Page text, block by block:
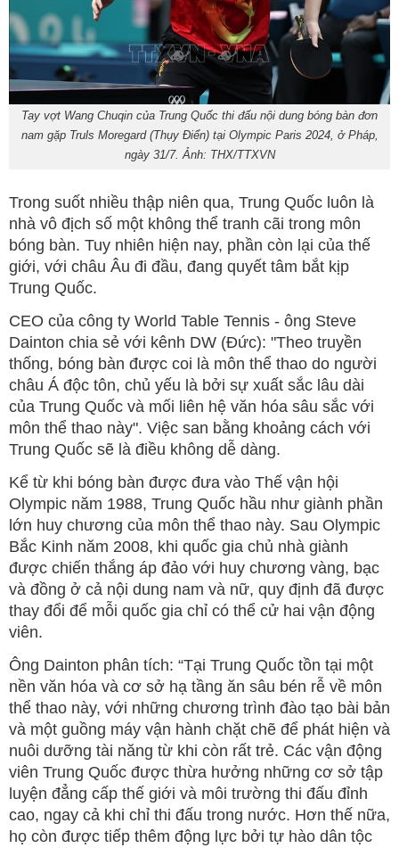
Tay vợt Wang Chuqin của Trung Quốc thi đấu nội dung bóng bàn đơn
nam gặp Truls Moregard (Thụy Điển) tại Olympic Paris 2024, ở Pháp,
ngày 31/7. Ảnh: THX/TTXVN
Trong suốt nhiều thập niên qua, Trung Quốc luôn là
nhà vô địch số một không thể tranh cãi trong môn
bóng bàn. Tuy nhiên hiện nay, phần còn lại của thế
giới, với châu Âu đi đầu, đang quyết tâm bắt kịp
Trung Quốc.
CEO của công ty World Table Tennis - ông Steve
Dainton chia sẻ với kênh DW (Đức): "Theo truyền
thống, bóng bàn được coi là môn thể thao do người
châu Á độc tôn, chủ yếu là bởi sự xuất sắc lâu dài
của Trung Quốc và mối liên hệ văn hóa sâu sắc với
môn thể thao này". Việc san bằng khoảng cách với
Trung Quốc sẽ là điều không dễ dàng.
Kể từ khi bóng bàn được đưa vào Thế vận hội
Olympic năm 1988, Trung Quốc hầu như giành phần
lớn huy chương của môn thể thao này. Sau Olympic
Bắc Kinh năm 2008, khi quốc gia chủ nhà giành
được chiến thắng áp đảo với huy chương vàng, bạc
và đồng ở cả nội dung nam và nữ, quy định đã được
thay đổi để mỗi quốc gia chỉ có thể cử hai vận động
viên.
Ông Dainton phân tích: “Tại Trung Quốc tồn tại một
nền văn hóa và cơ sở hạ tầng ăn sâu bén rễ về môn
thể thao này, với những chương trình đào tạo bài bản
và một guồng máy vận hành chặt chẽ để phát hiện và
nuôi dưỡng tài năng từ khi còn rất trẻ. Các vận động
viên Trung Quốc được thừa hưởng những cơ sở tập
luyện đẳng cấp thế giới và môi trường thi đấu đỉnh
cao, ngay cả khi chỉ thi đấu trong nước. Hơn thế nữa,
họ còn được tiếp thêm động lực bởi tự hào dân tộc